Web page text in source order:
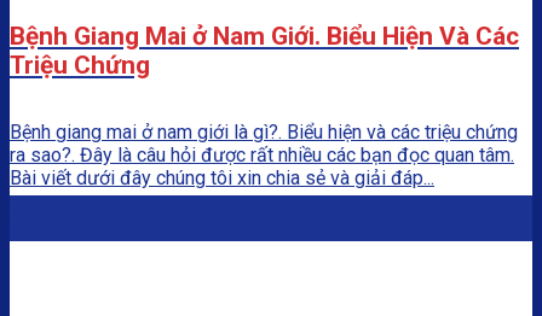
Bệnh Giang Mai ở Nam Giới. Biểu Hiện Và Các
Triệu Chứng
Bệnh giang mai ở nam giới là gì?. Biểu hiện và các triệu chứng
ra sao?. Đây là câu hỏi được rất nhiều các bạn đọc quan tâm.
Bài viết dưới đây chúng tôi xin chia sẻ và giải đáp...